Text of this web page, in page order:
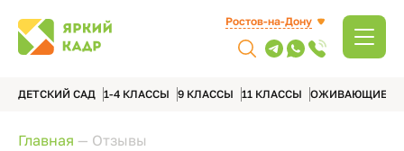
Ростов-на-Дону
ДЕТСКИЙ САД 1-4 КЛАССЫ 9 КЛАССЫ 11 КЛАССЫ ОЖИВАЮЩИЕ
Главная — Отзывы